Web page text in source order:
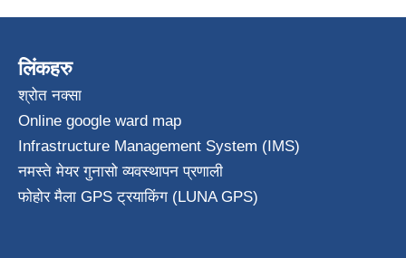
लिंकहरु
श्रोत नक्सा
Online google ward map
Infrastructure Management System (IMS)
नमस्ते मेयर गुनासो व्यवस्थापन प्रणाली
फोहोर मैला GPS ट्रयाकिंग (LUNA GPS)